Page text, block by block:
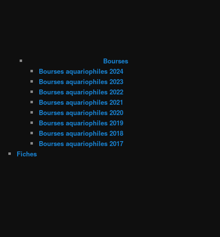
Bourses
Bourses aquariophiles 2024
Bourses aquariophiles 2023
Bourses aquariophiles 2022
Bourses aquariophiles 2021
Bourses aquariophiles 2020
Bourses aquariophiles 2019
Bourses aquariophiles 2018
Bourses aquariophiles 2017
Fiches